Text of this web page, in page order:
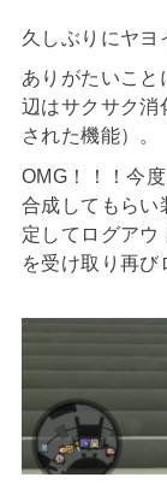
久しぶりにヤヨ
ありがたいこと
辺はサクサク消
された機能）。
OMG！！！今
合成してもらい
定してログアウ
を受け取り再